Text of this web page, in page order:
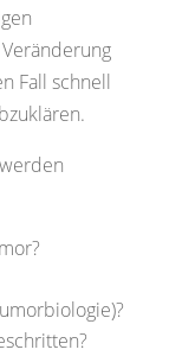
Fall schnell
werden